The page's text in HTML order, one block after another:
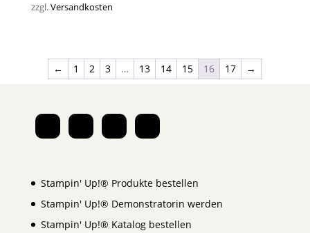
zzgl.Versandkosten
← 1 2 3 … 13 14 15 16 17 →
Stampin' Up!® Produkte bestellen
Stampin' Up!® Demonstratorin werden
Stampin' Up!® Katalog bestellen